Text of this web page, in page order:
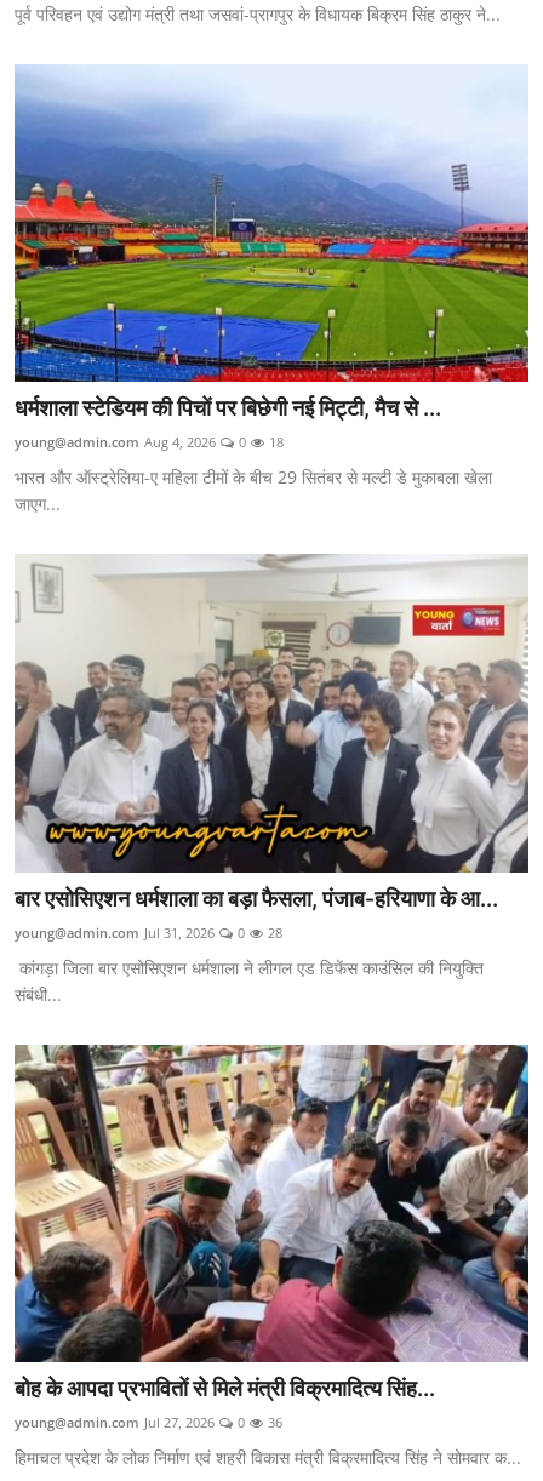
पूर्व परिवहन एवं उद्योग मंत्री तथा जसवां-प्रागपुर के विधायक बिक्रम सिंह ठाकुर ने...
धर्मशाला स्टेडियम की पिचों पर बिछेगी नई मिट्टी, मैच से ...
young@admin.com Aug 4, 2026 0 18
भारत और ऑस्ट्रेलिया-ए महिला टीमों के बीच 29 सितंबर से मल्टी डे मुकाबला खेला
जाएग...
बार एसोसिएशन धर्मशाला का बड़ा फैसला, पंजाब-हरियाणा के आ...
young@admin.com Jul 31, 2026 0 28
कांगड़ा जिला बार एसोसिएशन धर्मशाला ने लीगल एड डिफेंस काउंसिल की नियुक्ति
संबंधी...
बोह के आपदा प्रभावितों से मिले मंत्री विक्रमादित्य सिंह...
young@admin.com Jul 27, 2026 0 36
हिमाचल प्रदेश के लोक निर्माण एवं शहरी विकास मंत्री विक्रमादित्य सिंह ने सोमवार क...